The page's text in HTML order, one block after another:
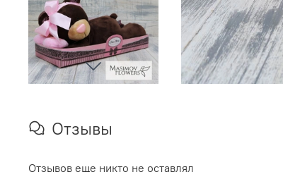
Отзывы
Отзывов еще никто не оставлял